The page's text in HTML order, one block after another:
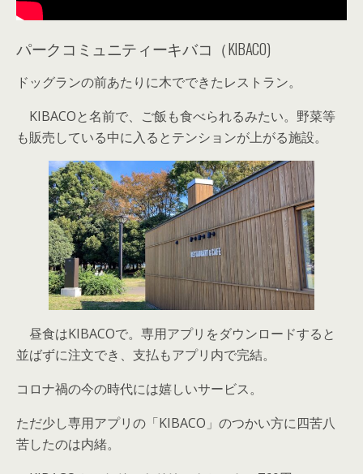
パークコミュニティーキバコ（KIBACO)
ドッグランの前あたりに木でできたレストラン。
KIBACOと名前で、ご飯も食べられるみたい。野菜等
も販売している中に入るとテンションが上がる施設。
昼食はKIBACOで。専用アプリをダウンロードすると
並ばずに注文でき、支払もアプリ内で完結。
コロナ禍の今の時代には嬉しいサービス。
ただ少し専用アプリの「KIBACO」のつかい方に四苦八
苦したのは内緒。